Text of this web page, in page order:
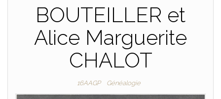
BOUTEILLER et
Alice Marguerite
CHALOT
16AAGP Généalogie